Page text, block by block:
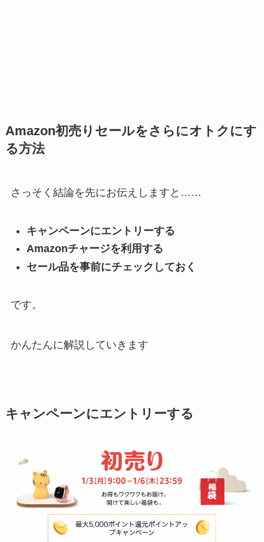
Amazon初売りセールをさらにオトクにす
る方法
さっそく結論を先にお伝えしますと……
キャンペーンにエントリーする
Amazonチャージを利用する
セール品を事前にチェックしておく
です。
かんたんに解説していきます
キャンペーンにエントリーする